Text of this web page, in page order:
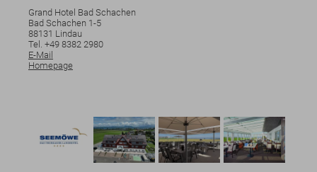
Grand Hotel Bad Schachen
Bad Schachen 1-5
88131 Lindau
Tel. +49 8382 2980
E-Mail
Homepage